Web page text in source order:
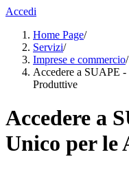
Accedi
Home Page/
Servizi/
Imprese e commercio/
Accedere a SUAPE
Produttive
Accedere a
Unico per